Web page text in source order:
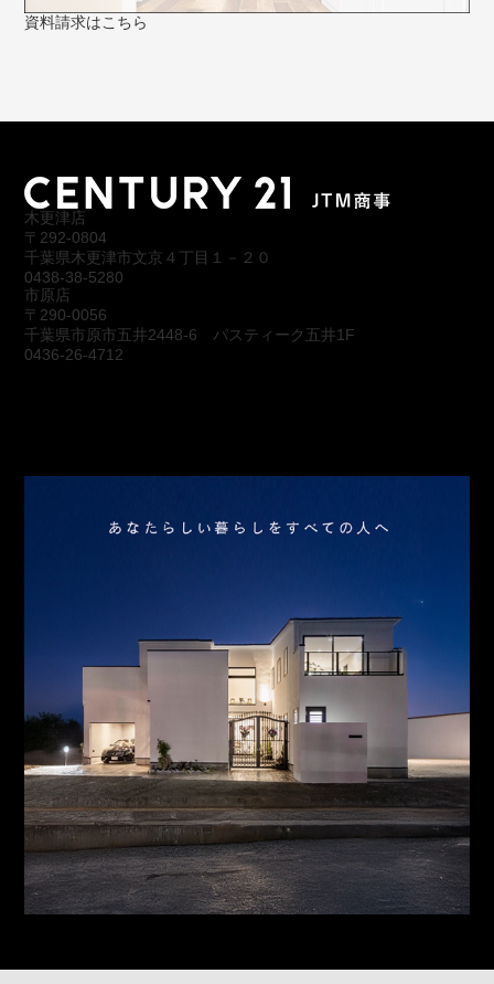
資料請求はこちら
木更津店
〒292-0804
千葉県木更津市文京４丁目１－２０
0438-38-5280
市原店
〒290-0056
千葉県市原市五井2448-6 パスティーク五井1F
0436-26-4712